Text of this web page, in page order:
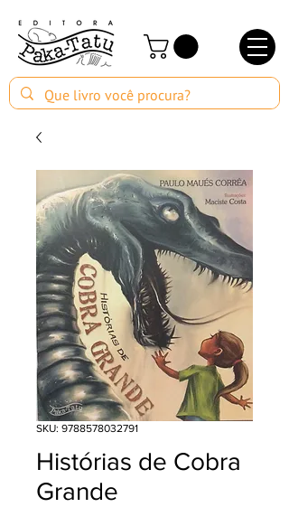
SKU: 9788578032791
Histórias de Cobra
Grande